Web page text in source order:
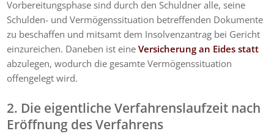
Vorbereitungsphase sind durch den Schuldner alle, seine
Schulden- und Vermögenssituation betreffenden Dokumente
zu beschaffen und mitsamt dem Insolvenzantrag bei Gericht
einzureichen. Daneben ist eineVersicherung an Eides statt
abzulegen, wodurch die gesamte Vermögenssituation
offengelegt wird.
2. Die eigentliche Verfahrenslaufzeit nach
Eröffnung des Verfahrens